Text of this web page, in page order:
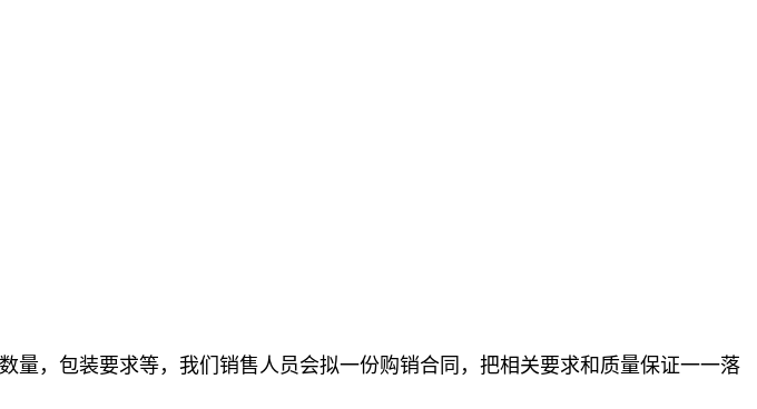
，包装要求等，我们销售人员会拟一份购销合同，把相关要求和质量保证一一落